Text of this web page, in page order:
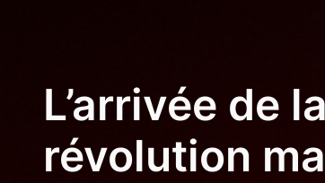
L’arrivée de
révolution